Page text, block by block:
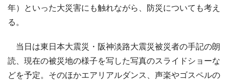
年）といった大災害にも触れながら、防災についても考え
る。
当日は東日本大震災・阪神淡路大震災被災者の手記の朗
読、現在の被災地の様子を写した写真のスライドショーな
どを予定。そのほかエアリアルダンス、声楽やゴスペルの